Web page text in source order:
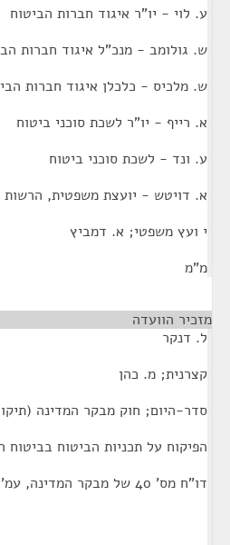
ע. לוי - יו"ר איגוד חברות הביטוח
ש. גולומב - מנכ"ל איגוד חברות
ש. מלכיס - כלכלן איגוד חברות
א. רייף - יו"ר לשכת סוכני ביטוח
ע. ונד - לשכת סוכני ביטוח
א. דויטש - יועצת משפטית, הרשות
י ועץ משפטי; א. דמביץ
מ"מ
מזכיר הוועדה
ל. דנקר
קצרנית; מ. כהן
סדר-היום; חוק מבקר המדינה (תיקון מסי 16),
הפיקוח על תכניות הביטוח בביטוח
דו"ח מס' 40 של מבקר המדינה, עמ' 26 (הסעיף לא נדון).